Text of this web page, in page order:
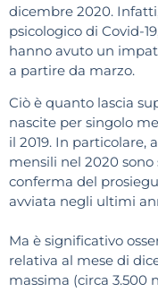
dicembre 2020.
psicologico di Covid-
hanno avuto un
a partire da marzo.
Ciò è quanto lascia
nascite per singolo
il 2019. In particolare,
mensili nel 2020 sono
conferma del
avviata negli ultimi
Ma è significativo
relativa al mese di
massima (circa 3.500